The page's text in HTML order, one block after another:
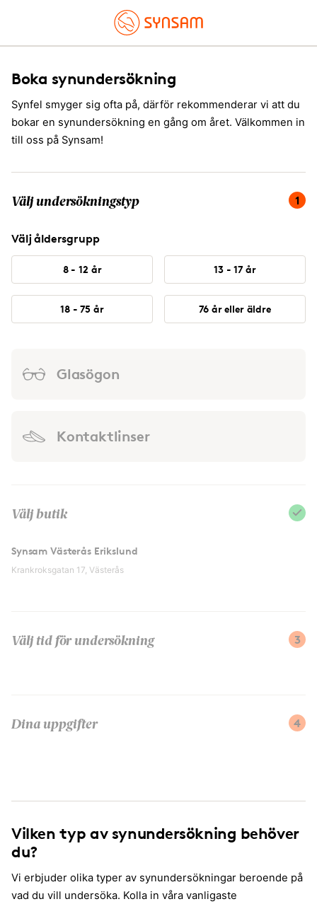
Boka synundersökning
Synfel smyger sig ofta på, därför rekommenderar vi att du
bokar en synundersökning en gång om året. Välkommen in
till oss på Synsam!
1
Välj undersökningstyp
Välj åldersgrupp
8 - 12 år 13 - 17 år
18 - 75 år 76 år eller äldre
Glasögon
Kontaktlinser
Välj butik
Synsam Västerås Erikslund
Krankroksgatan 17, Västerås
3
Välj tid för undersökning
4
Dina uppgifter
Vilken typ av synundersökning behöver
du?
Vi erbjuder olika typer av synundersökningar beroende på
vad du vill undersöka. Kolla in våra vanligaste